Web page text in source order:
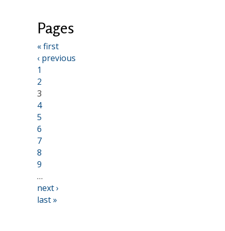
Pages
« first
‹ previous
1
2
3
4
5
6
7
8
9
…
next ›
last »